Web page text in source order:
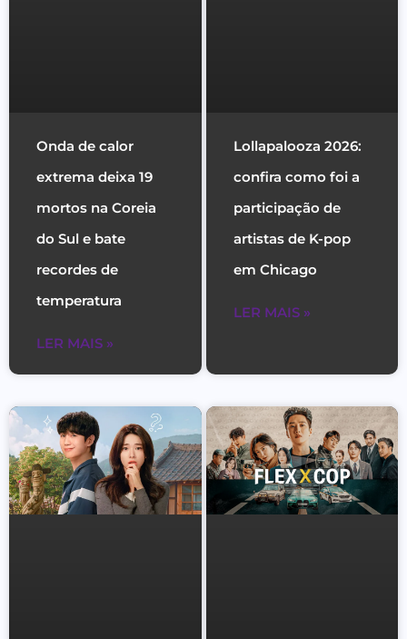
Onda de calor
extrema deixa 19
mortos na Coreia
do Sul e bate
recordes de
temperatura
LER MAIS »
Lollapalooza 2026:
confira como foi a
participação de
artistas de K-pop
em Chicago
LER MAIS »